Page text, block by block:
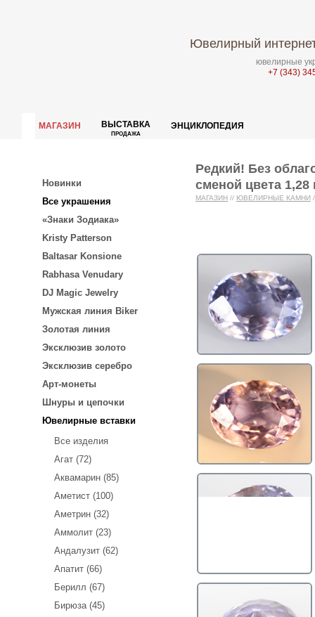
Ювелирный
ювелирные
+7 (343)
МАГАЗИН ВЫСТАВКА
ПРОДАЖА
ЭНЦИКЛОПЕДИЯ
Новинки
Все украшения
«Знаки Зодиака»
Kristy Patterson
Baltasar Konsione
Rabhasa Venudary
DJ Magic Jewelry
Мужская линия Biker
Золотая линия
Эксклюзив золото
Эксклюзив серебро
Арт-монеты
Шнуры и цепочки
Ювелирные вставки
Все изделия
Агат (72)
Аквамарин (85)
Аметист (100)
Аметрин (32)
Аммолит (23)
Андалузит (62)
Апатит (66)
Берилл (67)
Бирюза (45)
Редкий! Без
сменой цвета 1,28
МАГАЗИН // ЮВЕЛИРНЫЕ КАМНИ